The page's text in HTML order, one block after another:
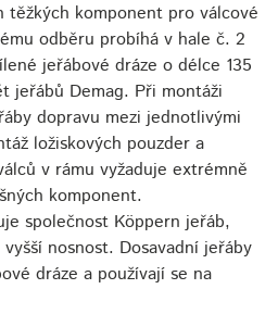
těžkých komponent pro válcové
odběru probíhá v hale č. 2
jeřábové dráze o délce 135
jeřábů Demag. Při montáži
dopravu mezi jednotlivými
ložiskových pouzder a
v rámu vyžaduje extrémně
komponent.
společnost Köppern jeřáb,
nosnost. Dosavadní jeřáby
dráze a používají se na